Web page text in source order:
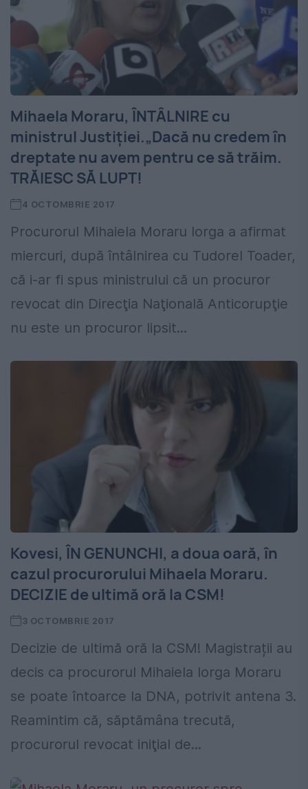
Mihaela Moraru, ÎNTÂLNIRE cu
ministrul Justiţiei.„Dacă nu credem în
dreptate nu avem pentru ce să trăim.
TRĂIESC SĂ LUPT!
4 OCTOMBRIE 2017
Procurorul Mihaiela Moraru Iorga a afirmat
miercuri, după întâlnirea cu Tudorel Toader,
că i-ar fi spus ministrului că un procuror
revocat din Direcţia Naţională Anticorupţie
nu este un procuror lipsit...
Kovesi, ÎN GENUNCHI, a doua oară, în
cazul procurorului Mihaela Moraru.
DECIZIE de ultimă oră la CSM!
3 OCTOMBRIE 2017
Decizie de ultimă oră la CSM! Magistrații au
decis ca procurorul Mihaiela Iorga Moraru
se poate întoarce la DNA, potrivit antena 3.
Reamintim că, săptămâna trecută,
procurorul revocat iniţial de...